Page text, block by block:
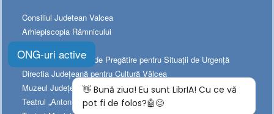
Consiliul Judetean Valcea
Arhiepiscopia Râmnicului
Prefectura Valcea
Platforma Naționala de Pregătire pentru Situații de Urgență
Directia Judeţeană pentru Cultură Vâlcea
Muzeul Judeţean de Istorie
Teatrul „Anton Pann”
ONG-uri active